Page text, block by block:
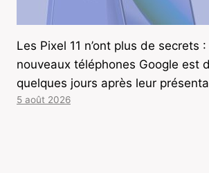
Les Pixel 11 n’ont plus de secrets
nouveaux téléphones Google est
quelques jours après leur
5 août 2026